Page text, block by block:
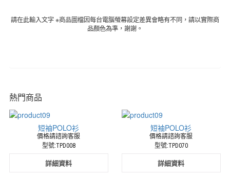
休
請在此輸入文字 ※商品圖檔因每台電腦螢幕設定差異會略有不同，請以實際商
品顏色為準，謝謝。
熱門商品
短袖POLO衫
價格請諮詢客服
型號:TPD008
詳細資料
短袖POLO衫
價格請諮詢客服
型號:TPD070
詳細資料